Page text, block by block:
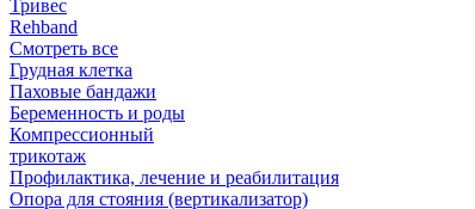
Тривес
Rehband
Смотреть все
Грудная клетка
Паховые бандажи
Беременность и роды
Компрессионный
трикотаж
Профилактика, лечение и реабилитация
Опора для стояния (вертикализатор)